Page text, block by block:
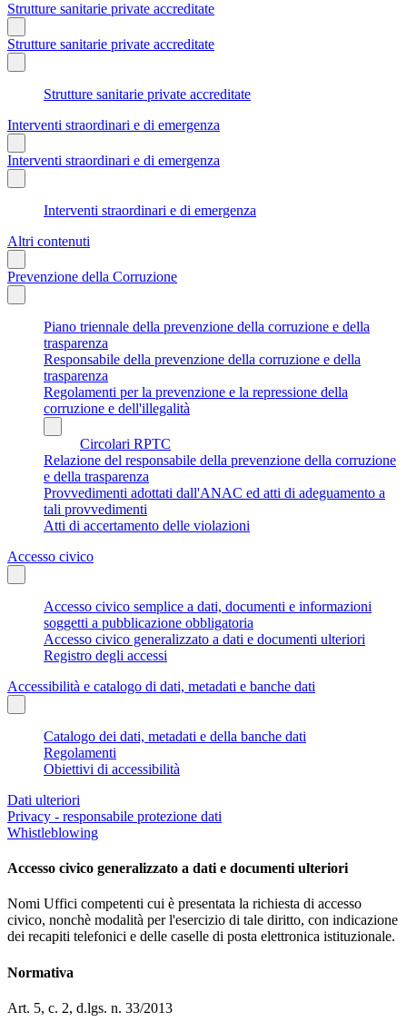
Strutture sanitarie private accreditate
Strutture sanitarie private accreditate
Strutture sanitarie private accreditate
Interventi straordinari e di emergenza
Interventi straordinari e di emergenza
Interventi straordinari e di emergenza
Altri contenuti
Prevenzione della Corruzione
Piano triennale della prevenzione della corruzione e della
trasparenza
Responsabile della prevenzione della corruzione e della
trasparenza
Regolamenti per la prevenzione e la repressione della
corruzione e dell'illegalità
Circolari RPTC
Relazione del responsabile della prevenzione della corruzione
e della trasparenza
Provvedimenti adottati dall'ANAC ed atti di adeguamento a
tali provvedimenti
Atti di accertamento delle violazioni
Accesso civico
Accesso civico semplice a dati, documenti e informazioni
soggetti a pubblicazione obbligatoria
Accesso civico generalizzato a dati e documenti ulteriori
Registro degli accessi
Accessibilità e catalogo di dati, metadati e banche dati
Catalogo dei dati, metadati e della banche dati
Regolamenti
Obiettivi di accessibilità
Dati ulteriori
Privacy - responsabile protezione dati
Whistleblowing
Accesso civico generalizzato a dati e documenti ulteriori
Nomi Uffici competenti cui è presentata la richiesta di accesso
civico, nonchè modalità per l'esercizio di tale diritto, con indicazione
dei recapiti telefonici e delle caselle di posta elettronica istituzionale.
Normativa
Art. 5, c. 2, d.lgs. n. 33/2013